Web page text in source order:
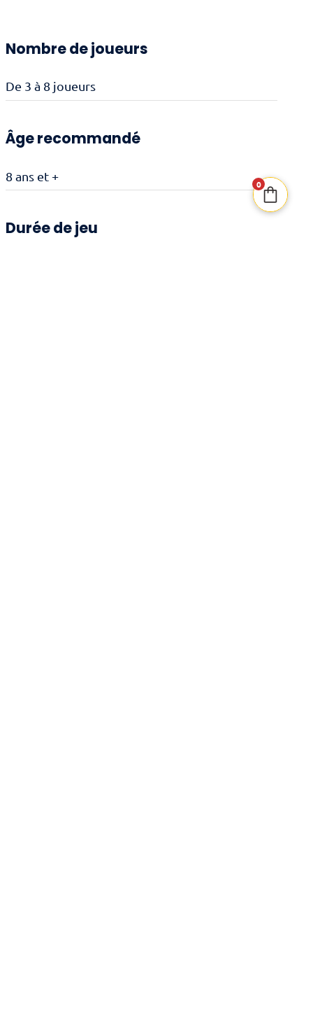
Nombre de joueurs
De 3 à 8 joueurs
Âge recommandé
8 ans et +
Durée de jeu
0